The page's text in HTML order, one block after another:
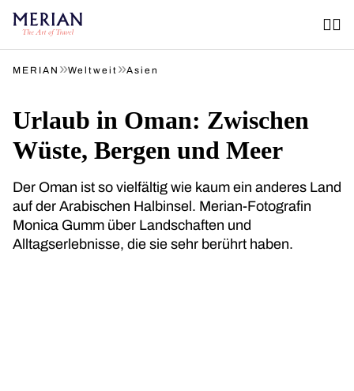
MERIAN »Weltweit »Asien
Urlaub in Oman: Zwischen
Wüste, Bergen und Meer
Der Oman ist so vielfältig wie kaum ein anderes Land
auf der Arabischen Halbinsel. Merian-Fotografin
Monica Gumm über Landschaften und
Alltagserlebnisse, die sie sehr berührt haben.